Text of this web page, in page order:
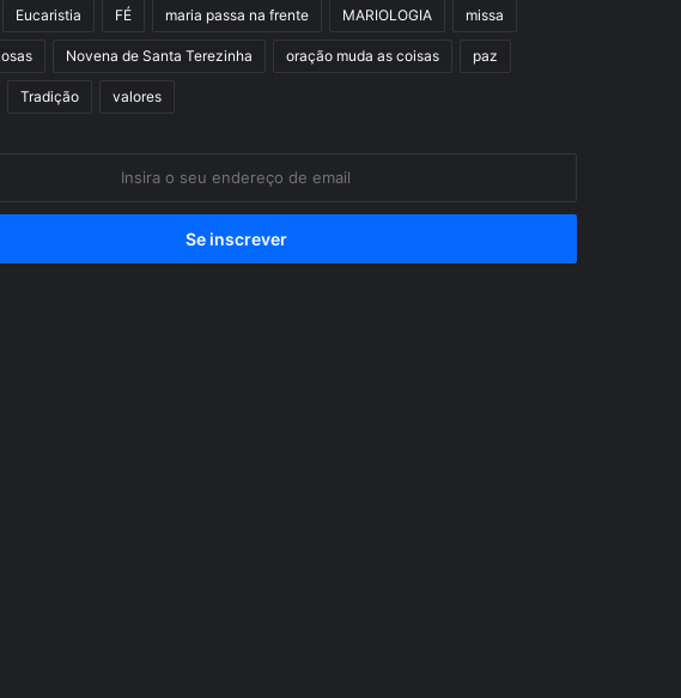
Eucaristia FÉ maria passa na frente MARIOLOGIA missa
Novena de Santa Terezinha oração muda as coisas paz
Tradição valores